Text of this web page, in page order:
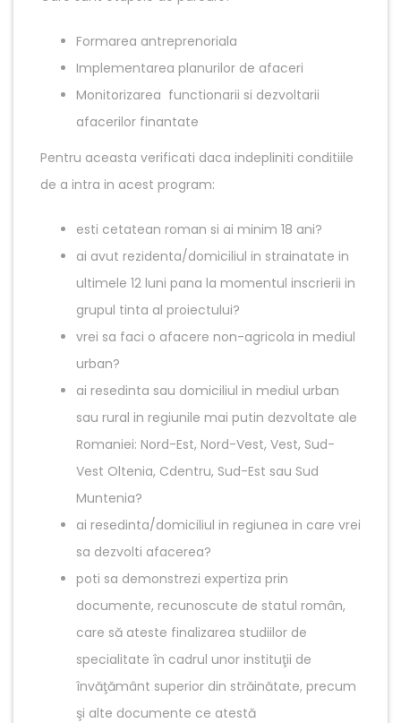
Formarea antreprenoriala
Implementarea planurilor de afaceri
Monitorizarea functionarii si dezvoltarii
afacerilor finantate
Pentru aceasta verificati daca indepliniti conditiile
de a intra in acest program:
esti cetatean roman si ai minim 18 ani?
ai avut rezidenta/domiciliul in strainatate in
ultimele 12 luni pana la momentul inscrierii in
grupul tinta al proiectului?
vrei sa faci o afacere non-agricola in mediul
urban?
ai resedinta sau domiciliul in mediul urban
sau rural in regiunile mai putin dezvoltate ale
Romaniei: Nord-Est, Nord-Vest, Vest, Sud-
Vest Oltenia, Cdentru, Sud-Est sau Sud
Muntenia?
ai resedinta/domiciliul in regiunea in care vrei
sa dezvolti afacerea?
poti sa demonstrezi expertiza prin
documente, recunoscute de statul român,
care să ateste finalizarea studiilor de
specialitate în cadrul unor instituţii de
învăţământ superior din străinătate, precum
şi alte documente ce atestă